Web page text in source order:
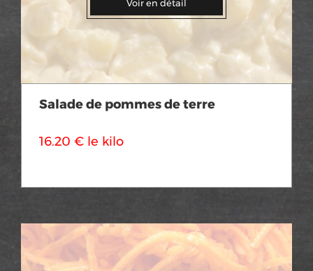
Voir en détail
Salade de pommes de terre
16.20 € le kilo